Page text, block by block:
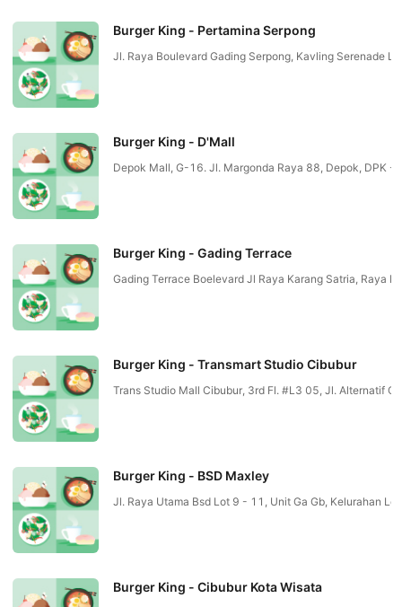
Burger King - Pertamina Serpong
Jl. Raya Boulevard Gading Serpong, Kavling Serenade
Burger King - D'Mall
Depok Mall, G-16. Jl. Margonda Raya 88, Depok, DPK -
Burger King - Gading Terrace
Gading Terrace Boelevard Jl Raya Karang Satria, Raya
Burger King - Transmart Studio Cibubur
Trans Studio Mall Cibubur, 3rd Fl. #L3 05, Jl. Alternatif
Burger King - BSD Maxley
Jl. Raya Utama Bsd Lot 9 - 11, Unit Ga Gb, Kelurahan
Burger King - Cibubur Kota Wisata